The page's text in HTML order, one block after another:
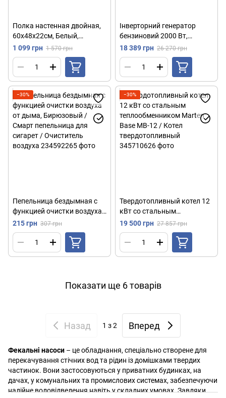
Полка настенная двойная,
60х48х22см, Белый,
Угольный камень / Полка
навесная 2-х уровневая /
Полка навесная для книг
1 099 грн 1 570 грн
Інверторний генератор
бензиновий 2000 Вт,
HP2000i, Синій /
Портативний генератор
електрики / Генераторна
установка
18 389 грн 26 270 грн
−30%
Пепельница бездымная с
функцией очистки воздуха
от дыма, Бирюзовый /
Смарт пепельница для
сигарет / Очиститель
воздуха
215 грн 307 грн
−30%
Твердотопливный котел 12
кВт со стальным
теплообменником Marten
Base MB-12 / Котел
твердотопливный
19 500 грн 27 857 грн
Показати ще 6 товарів
Назад 1 з 2 Вперед
Фекальні насоси – це обладнання, спеціально створене для
перекачування стічних вод та рідин із домішками твердих
частинок. Вони застосовуються у приватних будинках, на
дачах, у комунальних та промислових системах, забезпечуючи
надійне водовідведення навіть у складних умовах. Завдяки